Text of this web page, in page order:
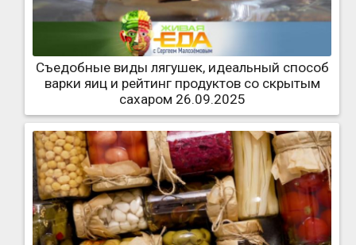
Съедобные виды лягушек, идеальный способ
варки яиц и рейтинг продуктов со скрытым
сахаром 26.09.2025